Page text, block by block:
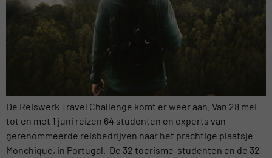
De Reiswerk Travel Challenge komt er weer aan. Van 28 mei
tot en met 1 juni reizen 64 studenten en experts van
gerenommeerde reisbedrijven naar het prachtige plaatsje
Monchique, in Portugal. De 32 toerisme-studenten en de 32